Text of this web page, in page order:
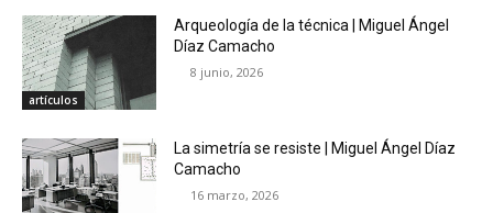
artículos
Arqueología de la técnica | Miguel Ángel
Díaz Camacho
8 junio, 2026
La simetría se resiste | Miguel Ángel Díaz
Camacho
16 marzo, 2026